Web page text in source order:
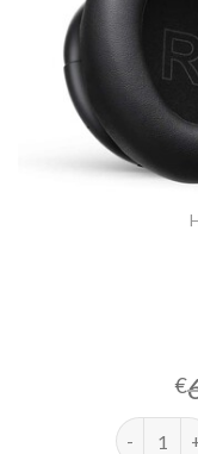
€
cascos